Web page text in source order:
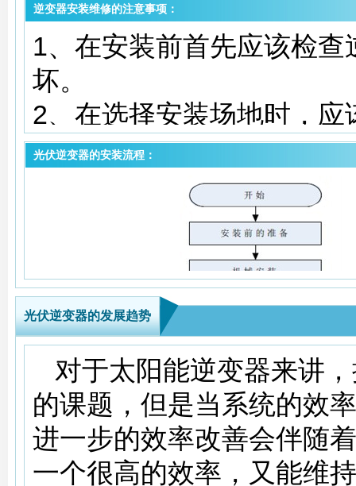
对一般电感性负载，如
率水泵等，在起动时，其
倍，此时，逆变器将承受
逆变器的额定容量应留有
动，高性能的逆变器可做
率器件。小型逆变器为了
流起动的方式。
另外，逆变器还要有一
功率为额定值，环境温度
间应不低于4h；当输入电
125%时，逆变器安全工
为额定值，输出功率为额
时间应不低于10s。
逆变器安装维修的注意事项：
1、在安装前首先应该检
坏。
2、在选择安装场地时，
电子设备的干扰。
3、在进行电气连接之前
板覆盖或断开直流侧断路
生危险电压。
4、所有安装操作必须且
5、光伏系统发电系统中
缘以及规格合适。
6、所有的电气安装必须
7、仅当得到当地电力部
有电气连接后才可将逆变
光伏逆变器的安装流程：
光伏逆变器的发展趋势
对于太阳能逆变器来讲
的课题，但是当系统的效
进一步的效率改善会伴随
一个很高的效率，又能维